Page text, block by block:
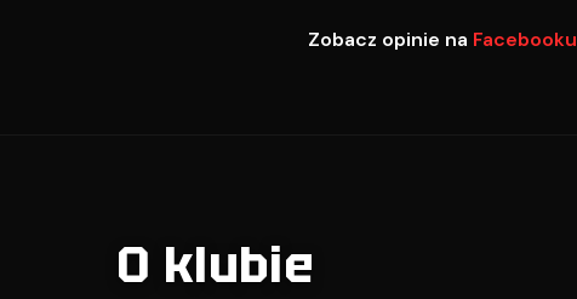
Zobacz opinie na Facebooku
O klubie